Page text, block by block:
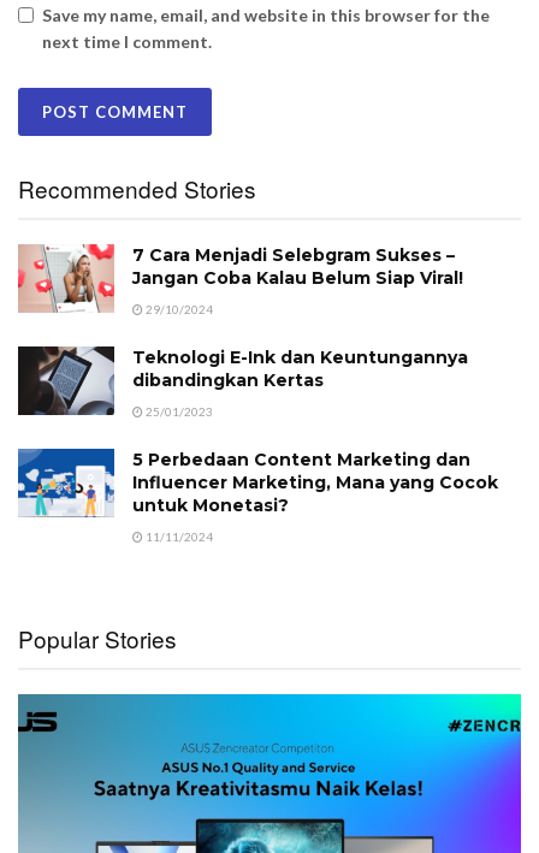
Save my name, email, and website in this browser for the
next time I comment.
Recommended Stories
7 Cara Menjadi Selebgram Sukses –
Jangan Coba Kalau Belum Siap Viral!
29/10/2024
Teknologi E-Ink dan Keuntungannya
dibandingkan Kertas
25/01/2023
5 Perbedaan Content Marketing dan
Influencer Marketing, Mana yang Cocok
untuk Monetasi?
11/11/2024
Popular Stories